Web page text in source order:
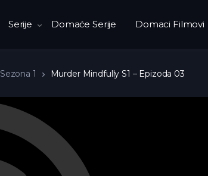
Serije Domaće Serije Domaci Filmovi
Sezona 1 Murder Mindfully S1 – Epizoda 03